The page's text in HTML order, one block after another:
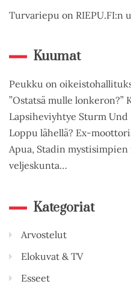
Turvariepu on RIEPU.FI:n
Kuumat
Peukku on
”Ostatsä mulle lonkeron?”
Lapsiheviyhtye Sturm
Loppu lähellä? Ex-
Apua, Stadin
veljeskunta…
Kategoriat
Arvostelut
Elokuvat & TV
Esseet